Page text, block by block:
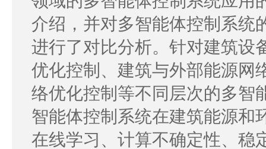
介绍，并对多智能体控制系统
进行了对比分析。针对建筑设
优化控制、建筑与外部能源网
络优化控制等不同层次的多智
智能体控制系统在建筑能源和
在线学习、计算不确定性、稳